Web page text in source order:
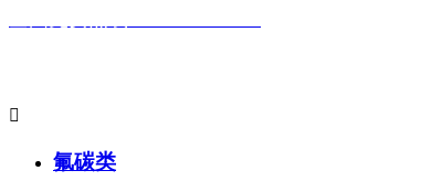

氟碳类